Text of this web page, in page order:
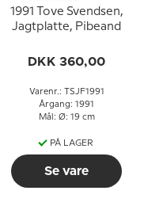
1991 Tove Svendsen,
Jagtplatte, Pibeand
DKK 360,00
Varenr.: TSJF1991
Årgang: 1991
Mål: Ø: 19 cm
PÅ LAGER
Se vare